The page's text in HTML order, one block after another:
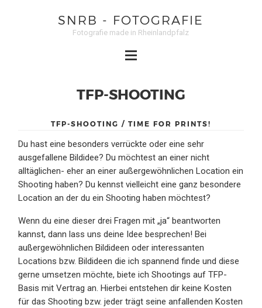
SNRB - FOTOGRAFIE
Fotografie made in Rheinlandpfalz
TFP-SHOOTING
TFP-SHOOTING / TIME FOR PRINTS!
Du hast eine besonders verrückte oder eine sehr
ausgefallene Bildidee? Du möchtest an einer nicht
alltäglichen- eher an einer außergewöhnlichen Location ein
Shooting haben? Du kennst vielleicht eine ganz besondere
Location an der du ein Shooting haben möchtest?
Wenn du eine dieser drei Fragen mit „ja“ beantworten
kannst, dann lass uns deine Idee besprechen! Bei
außergewöhnlichen Bildideen oder interessanten
Locations bzw. Bildideen die ich spannend finde und diese
gerne umsetzen möchte, biete ich Shootings auf TFP-
Basis mit Vertrag an. Hierbei entstehen dir keine Kosten
für das Shooting bzw. jeder trägt seine anfallenden Kosten